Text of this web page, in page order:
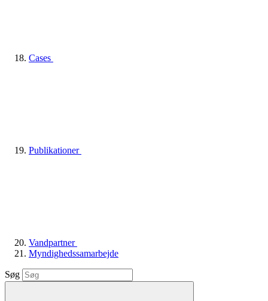
Cases
Publikationer
Vandpartner
Myndighedssamarbejde
Søg